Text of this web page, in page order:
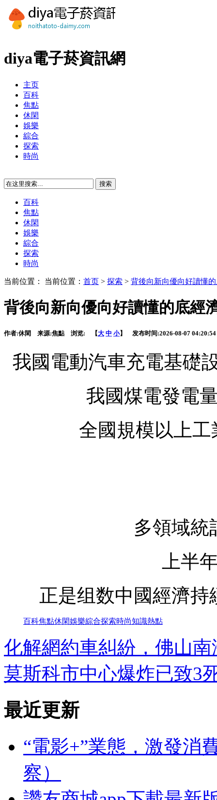
diya電子菸資訊網
主页
百科
焦點
休閑
娛樂
綜合
探索
時尚
百科
焦點
休閑
娛樂
綜合
探索
時尚
当前位置： 当前位置： 首页 > 探索 > 背後向新向優向好讀懂
背後向新向優向好讀懂的底經
作者:休閑 来源:焦點 浏览: 【大 中 小】 发布时间:2026-08-07 04:20:54
我國電動汽車充電基礎
我國煤電發電
全國規模以上
多領域統
上半
正是组数中國經濟持
百科焦點休閑娛樂綜合探索時尚知識熱點
化解網約車糾紛，佛山南
莫斯科市中心爆炸已致3
最近更新
“電影+”業態，激發消
察）